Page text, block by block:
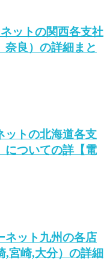
ットの関西各支社
奈良）の詳細まと
ットの北海道各支
についての詳【電
ネット九州の各店
,宮崎,大分）の詳細